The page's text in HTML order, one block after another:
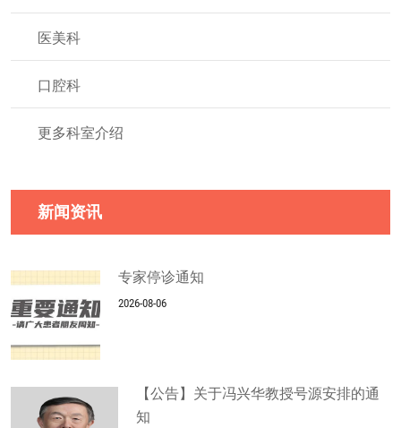
医美科
口腔科
更多科室介绍
新闻资讯
专家停诊通知
2026-08-06
【公告】关于冯兴华教授号源安排的通
知